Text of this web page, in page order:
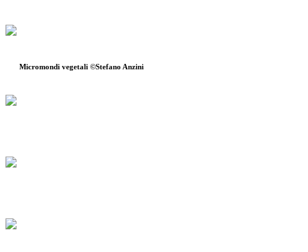
Micromondi vegetali ©Stefano Anzini